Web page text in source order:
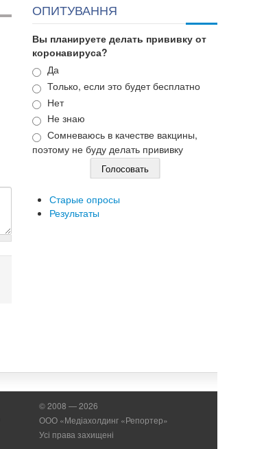
ОПИТУВАННЯ
Вы планируете делать прививку от
коронавируса?
Варианты
Да
Только, если это будет бесплатно
Нет
Не знаю
Сомневаюсь в качестве вакцины,
поэтому не буду делать прививку
Старые опросы
Результаты
© 2008 — 2026
ООО «Медіахолдинг «Репортер»
Усі права захищені